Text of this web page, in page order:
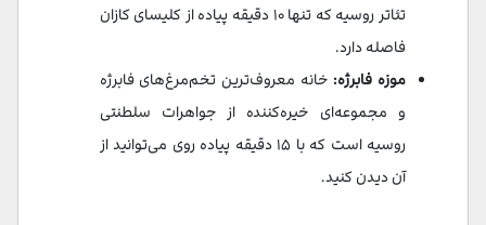
تئاتر روسیه که تنها ۱۰ دقیقه پیاده از کلیسای کازان
فاصله دارد.
موزه فابرژه: خانه معروف‌ترین تخم‌مرغ‌های فابرژه
و مجموعه‌ای خیره‌کننده از جواهرات سلطنتی
روسیه است که با ۱۵ دقیقه پیاده روی می‌توانید از
آن دیدن کنید.